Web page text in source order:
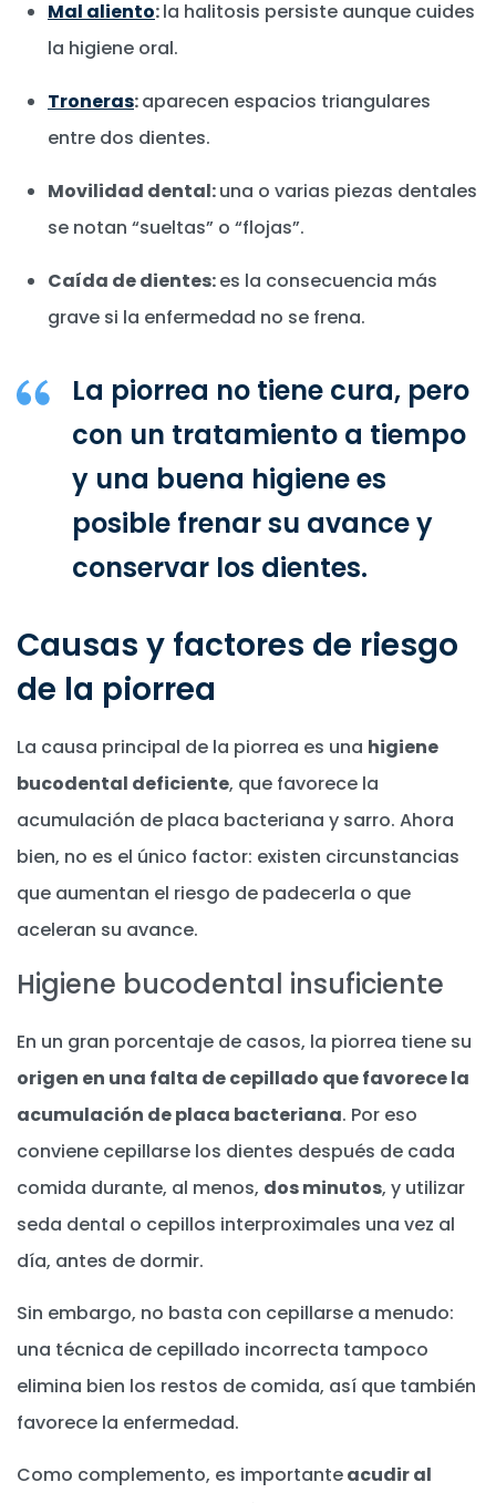
Mal aliento:la halitosis persiste aunque cuides
la higiene oral.
Troneras:aparecen espacios triangulares
entre dos dientes.
Movilidad dental:una o varias piezas dentales
se notan “sueltas” o “flojas”.
Caída de dientes:es la consecuencia más
grave si la enfermedad no se frena.
La piorrea no tiene cura, pero
con un tratamiento a tiempo
y una buena higiene es
posible frenar su avance y
conservar los dientes.
Causas y factores de riesgo
de la piorrea
La causa principal de la piorrea es una higiene
bucodental deficiente, que favorece la
acumulación de placa bacteriana y sarro. Ahora
bien, no es el único factor: existen circunstancias
que aumentan el riesgo de padecerla o que
aceleran su avance.
Higiene bucodental insuficiente
En un gran porcentaje de casos, la piorrea tiene su
origen en una falta de cepillado que favorece la
acumulación de placa bacteriana. Por eso
conviene cepillarse los dientes después de cada
comida durante, al menos, dos minutos, y utilizar
seda dental o cepillos interproximales una vez al
día, antes de dormir.
Sin embargo, no basta con cepillarse a menudo:
una técnica de cepillado incorrecta tampoco
elimina bien los restos de comida, así que también
favorece la enfermedad.
Como complemento, es importanteacudir al